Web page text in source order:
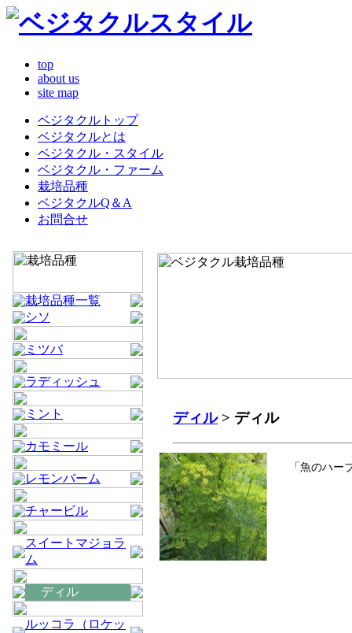
top
about us
site map
ベジタクルトップ
ベジタクルとは
ベジタクル・スタイル
ベジタクル・ファーム
栽培品種
ベジタクルQ＆A
お問合せ
栽培品種一覧
シソ
ミツバ
ラディッシュ
ミント
カモミール
レモンバーム
チャービル
スイートマジョラ
ム
ディル
ルッコラ（ロケッ
ディル> ディル
「魚のハー